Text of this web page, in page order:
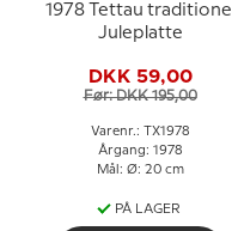
1978 Tettau traditionel
Juleplatte
DKK 59,00
Før: DKK 195,00
Varenr.: TX1978
Årgang: 1978
Mål: Ø: 20 cm
PÅ LAGER